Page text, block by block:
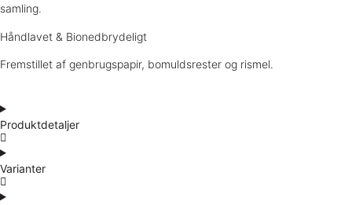
samling.
Håndlavet & Bionedbrydeligt
Fremstillet af genbrugspapir, bomuldsrester og rismel.
Produktdetaljer
Varianter